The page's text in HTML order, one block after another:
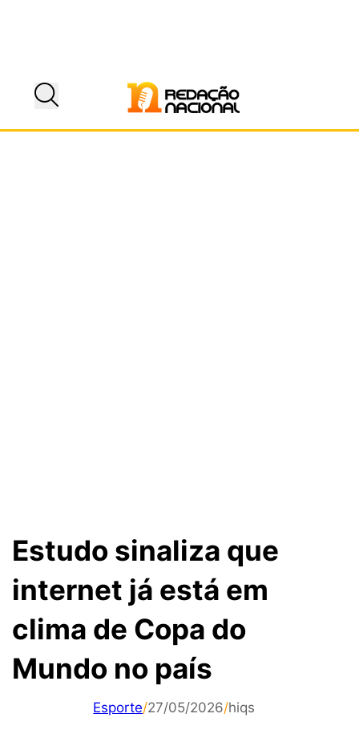
Estudo sinaliza que
internet já está em
clima de Copa do
Mundo no país
Esporte/27/05/2026/hiqs